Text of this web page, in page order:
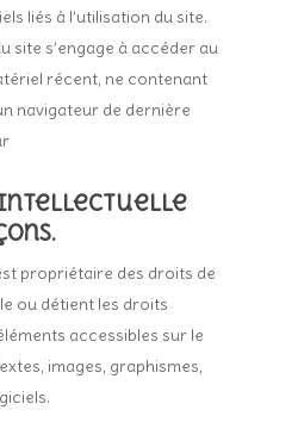
liés à l’utilisation du site.
site s’engage à accéder au
récent, ne contenant
navigateur de dernière
intellectuelle
propriétaire des droits de
ou détient les droits
accessibles sur le
images, graphismes,